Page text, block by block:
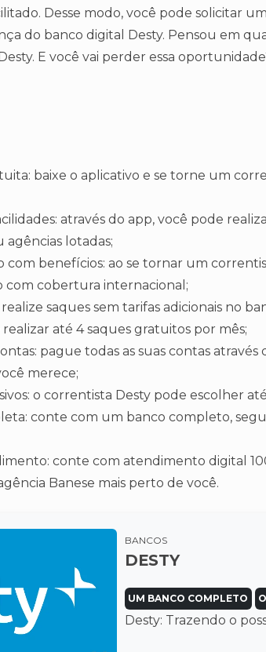
Desse modo, você pode solicitar
do banco digital Desty. Pensou em
E você vai perder essa
baixe o aplicativo e se torne um
através do app, você pode
lotadas;
com benefícios: ao se tornar um
com cobertura internacional;
saques sem tarifas adicionais no
até 4 saques gratuitos por mês;
pague todas as suas contas através
merece;
o correntista Desty pode escolher
conte com um banco completo,
conte com atendimento digital
Banese mais perto de você.
BANCOS
DESTY
UM BANCO COMPLETO
Desty: Trazendo o